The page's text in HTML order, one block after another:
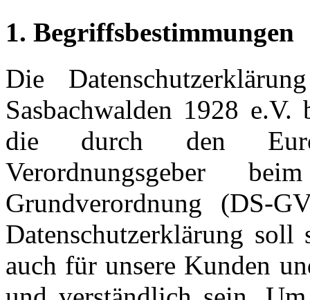
1. Begriffsbestimmungen
Die
Sasbachwalden 1928
die durch den
Verordnungsgeber
Grundverordnung (DS-
Datenschutzerklärung
auch für unsere Kunden